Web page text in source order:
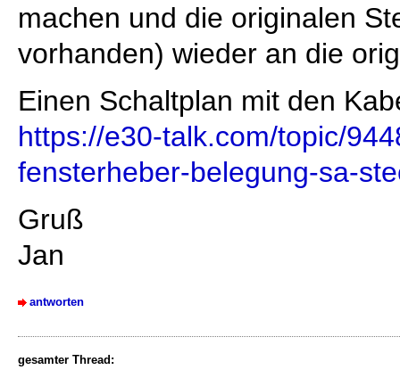
machen und die originalen
vorhanden) wieder an die
Einen Schaltplan mit den
https://e30-talk.com/topic/
fensterheber-belegung-sa-
Gruß
Jan
antworten
gesamter Thread: